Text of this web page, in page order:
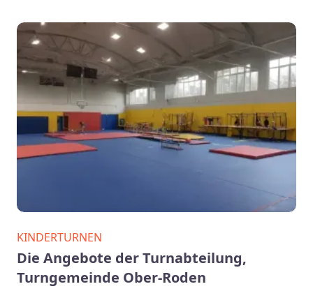
KINDERTURNEN
Die Angebote der Turnabteilung,
Turngemeinde Ober-Roden